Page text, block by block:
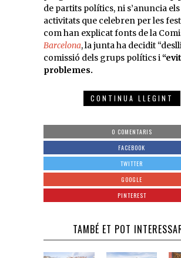
de partits polítics, ni s’anuncia els
activitats que celebren per les
com han explicat fonts de la
Barcelona, la junta ha decidit
comissió dels grups polítics i
problemes.
CONTINUA LLEGINT
0 COMENTARIS
FACEBOOK
TWITTER
GOOGLE
PINTEREST
TAMBÉ ET POT